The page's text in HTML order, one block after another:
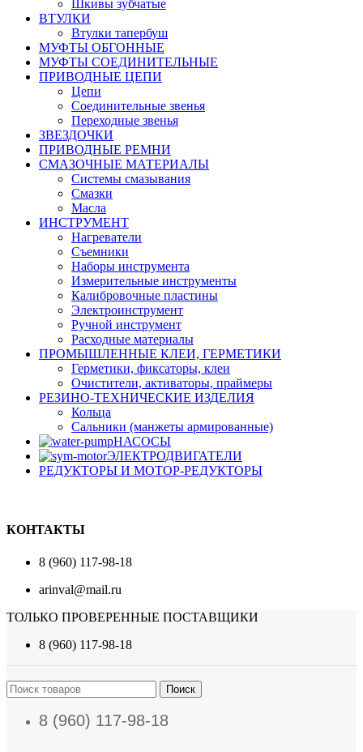
Шкивы зубчатые
ВТУЛКИ
Втулки тапербуш
МУФТЫ ОБГОННЫЕ
МУФТЫ СОЕДИНИТЕЛЬНЫЕ
ПРИВОДНЫЕ ЦЕПИ
Цепи
Соединительные звенья
Переходные звенья
ЗВЕЗДОЧКИ
ПРИВОДНЫЕ РЕМНИ
СМАЗОЧНЫЕ МАТЕРИАЛЫ
Системы смазывания
Смазки
Масла
ИНСТРУМЕНТ
Нагреватели
Съемники
Наборы инструмента
Измерительные инструменты
Калибровочные пластины
Электроинструмент
Ручной инструмент
Расходные материалы
ПРОМЫШЛЕННЫЕ КЛЕИ, ГЕРМЕТИКИ
Герметики, фиксаторы, клеи
Очистители, активаторы, праймеры
РЕЗИНО-ТЕХНИЧЕСКИЕ ИЗДЕЛИЯ
Кольца
Сальники (манжеты армированные)
НАСОСЫ
ЭЛЕКТРОДВИГАТЕЛИ
РЕДУКТОРЫ И МОТОР-РЕДУКТОРЫ
КОНТАКТЫ
8 (960) 117-98-18
arinval@mail.ru
ТОЛЬКО ПРОВЕРЕННЫЕ ПОСТАВЩИКИ
8 (960) 117-98-18
Поиск
8 (960) 117-98-18